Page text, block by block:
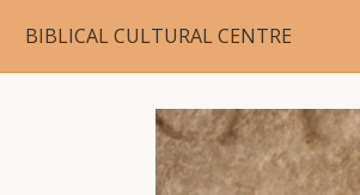
BIBLICAL CULTURAL CENTRE